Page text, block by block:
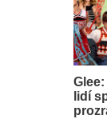
lidí